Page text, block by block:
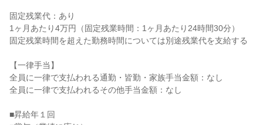
固定残業代：あり
1ヶ月あたり4万円（固定残業時間：1ヶ月あたり24時間30分）
固定残業時間を超えた勤務時間については別途残業代を支給する
【一律手当】
全員に一律で支払われる通勤・皆勤・家族手当金額：なし
全員に一律で支払われるその他手当金額：なし
■昇給年１回